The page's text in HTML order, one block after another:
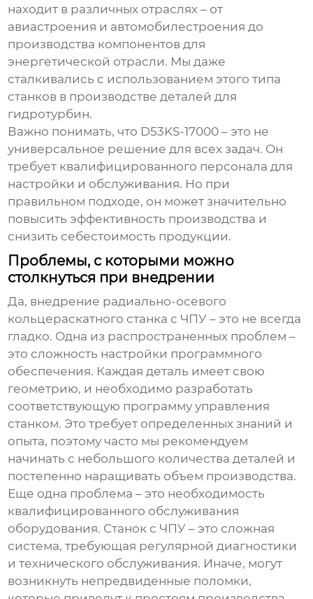
находит в различных отраслях – от
авиастроения и автомобилестроения до
производства компонентов для
энергетической отрасли. Мы даже
сталкивались с использованием этого типа
станков в производстве деталей для
гидротурбин.
Важно понимать, что D53KS-17000 – это не
универсальное решение для всех задач. Он
требует квалифицированного персонала для
настройки и обслуживания. Но при
правильном подходе, он может значительно
повысить эффективность производства и
снизить себестоимость продукции.
Проблемы, с которыми можно
столкнуться при внедрении
Да, внедрение радиально-осевого
кольцераскатного станка с ЧПУ – это не всегда
гладко. Одна из распространенных проблем –
это сложность настройки программного
обеспечения. Каждая деталь имеет свою
геометрию, и необходимо разработать
соответствующую программу управления
станком. Это требует определенных знаний и
опыта, поэтому часто мы рекомендуем
начинать с небольшого количества деталей и
постепенно наращивать объем производства.
Еще одна проблема – это необходимость
квалифицированного обслуживания
оборудования. Станок с ЧПУ – это сложная
система, требующая регулярной диагностики
и технического обслуживания. Иначе, могут
возникнуть непредвиденные поломки,